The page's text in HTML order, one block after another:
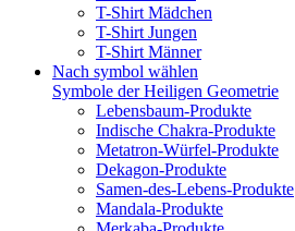
T-Shirt Mädchen
T-Shirt Jungen
T-Shirt Männer
Nach symbol wählen
Symbole der Heiligen Geometrie
Lebensbaum-Produkte
Indische Chakra-Produkte
Metatron-Würfel-Produkte
Dekagon-Produkte
Samen-des-Lebens-Produkte
Mandala-Produkte